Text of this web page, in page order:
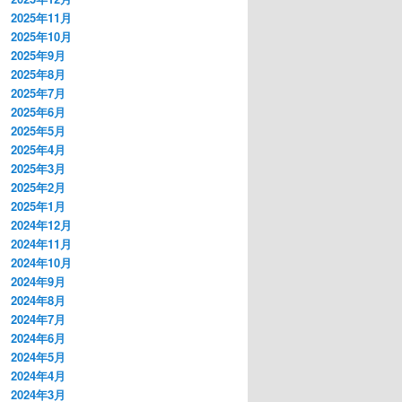
2025年11月
2025年10月
2025年9月
2025年8月
2025年7月
2025年6月
2025年5月
2025年4月
2025年3月
2025年2月
2025年1月
2024年12月
2024年11月
2024年10月
2024年9月
2024年8月
2024年7月
2024年6月
2024年5月
2024年4月
2024年3月